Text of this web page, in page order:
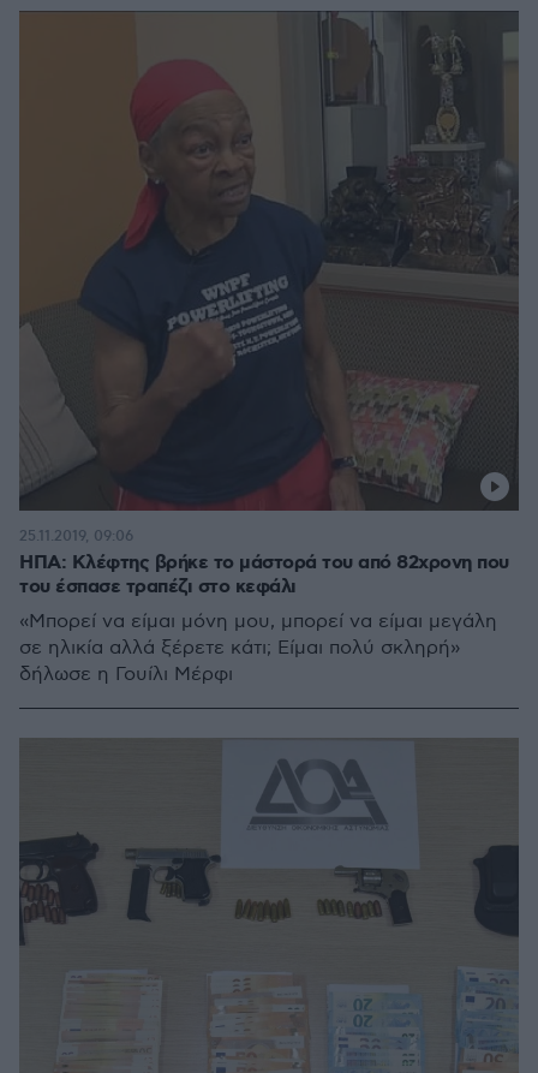
ΗΠΑ: Κλέφτης βρήκε το μάστορά του από 82χρονη που
του έσπασε τραπέζι στο κεφάλι
«Μπορεί να είμαι μόνη μου, μπορεί να είμαι μεγάλη
σε ηλικία αλλά ξέρετε κάτι; Είμαι πολύ σκληρή»
δήλωσε η Γουίλι Μέρφι
25.11.2019, 09:06